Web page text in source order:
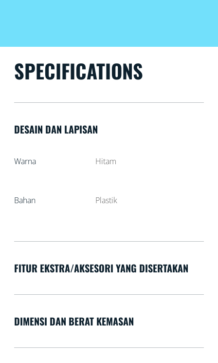
SPECIFICATIONS
DESAIN DAN LAPISAN
Warna Hitam
Bahan Plastik
FITUR EKSTRA/AKSESORI YANG DISERTAKAN
DIMENSI DAN BERAT KEMASAN